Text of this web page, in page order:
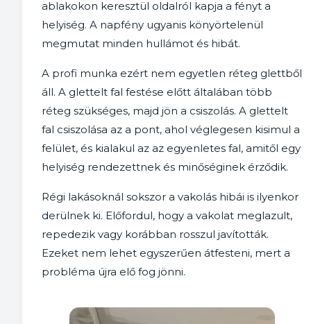
ablakokon keresztül oldalról kapja a fényt a
helyiség. A napfény ugyanis könyörtelenül
megmutat minden hullámot és hibát.
A profi munka ezért nem egyetlen réteg glettből
áll. A glettelt fal festése előtt általában több
réteg szükséges, majd jön a csiszolás. A glettelt
fal csiszolása az a pont, ahol véglegesen kisimul a
felület, és kialakul az az egyenletes fal, amitől egy
helyiség rendezettnek és minőséginek érződik.
Régi lakásoknál sokszor a vakolás hibái is ilyenkor
derülnek ki. Előfordul, hogy a vakolat meglazult,
repedezik vagy korábban rosszul javították.
Ezeket nem lehet egyszerűen átfesteni, mert a
probléma újra elő fog jönni.